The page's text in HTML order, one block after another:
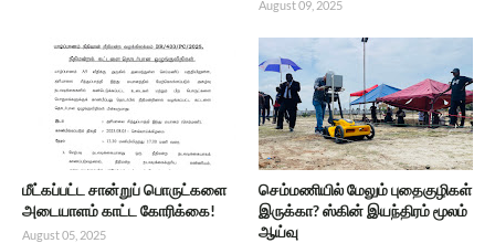
August 09, 2025
மீட்கப்பட்ட சான்றுப் பொருட்களை
அடையாளம் காட்ட கோரிக்கை!
August 05, 2025
செம்மணியில் மேலும் புதைகுழிகள்
இருக்கா? ஸ்கின் இயந்திரம் மூலம்
ஆய்வு